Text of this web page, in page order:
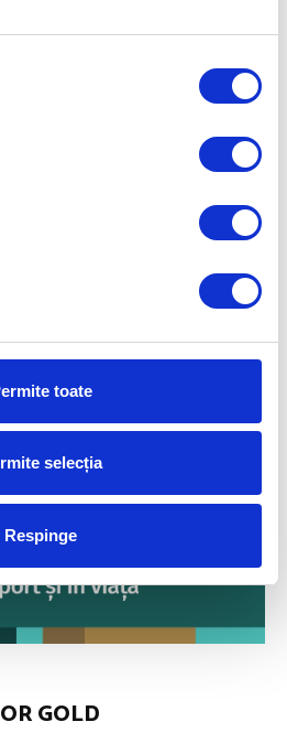
toate
selecția
Respinge
DAVID POPOVICI DUPĂ
ÎNCHEIATĂ PE 4: „ORICINE A
FĂCUT SPORT VREODATĂ
ȘTIE CĂ NU AI CUM SĂ CÂȘTIGI
CÂND NU CÂȘTIGI, AI CEVA DE
ÎNVĂȚAT”
GOLD